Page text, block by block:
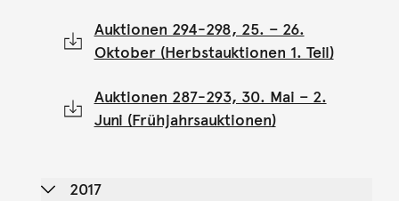
Auktionen 294-298, 25. – 26.
Oktober (Herbstauktionen 1. Teil)
Auktionen 287-293, 30. Mai – 2.
Juni (Frühjahrsauktionen)
2017